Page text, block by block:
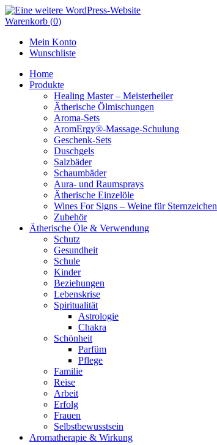
Skip
to
Warenkorb (0)
Mein Konto
Wunschliste
Home
Produkte
Healing Master – Meisterheiler
Ätherische Ölmischungen
Aroma-Sets
AromErgy®-Massage-Schulung
Geschenk-Sets
Duschgels
Salzbäder
Schaumbäder
Aura- und Raumsprays
Ätherische Einzelöle
Wines For Signs – Weine für Sternzeichen
Zubehör
Ätherische Öle & Verwendung
Schutz
Gesundheit
Schule
Kinder
Beziehungen
Lebenskrise
Spiritualität
Astrologie
Chakra
Schönheit
Parfüm
Pflege
Familie
Reise
Arbeit
Erfolg
Frauen
Selbstbewusstsein
Aromatherapie & Wirkung